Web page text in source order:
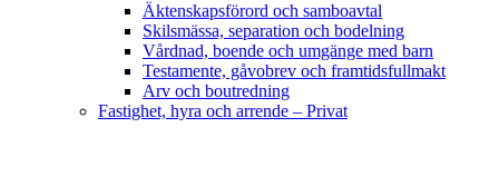
Äktenskapsförord och samboavtal
Skilsmässa, separation och bodelning
Vårdnad, boende och umgänge med barn
Testamente, gåvobrev och framtidsfullmakt
Arv och boutredning
Fastighet, hyra och arrende – Privat